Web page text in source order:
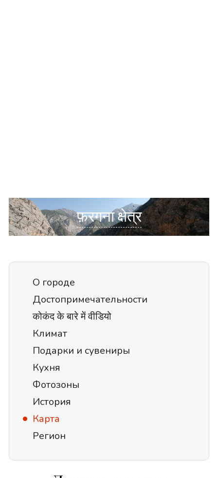
फ़रगना क्षेत्र
О городе
Достопримечательности
कोकंद के बारे में वीडियो
Климат
Подарки и сувениры
Кухня
Фотозоны
История
Карта
Регион